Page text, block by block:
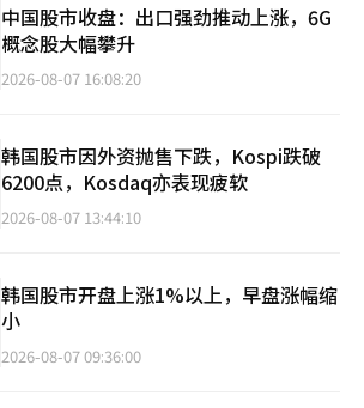
中国股市收盘：出口强劲推动上涨，6G
概念股大幅攀升
2026-08-07 16:08:20
韩国股市因外资抛售下跌，Kospi跌破
6200点，Kosdaq亦表现疲软
2026-08-07 13:44:10
韩国股市开盘上涨1%以上，早盘涨幅缩
小
2026-08-07 09:36:00